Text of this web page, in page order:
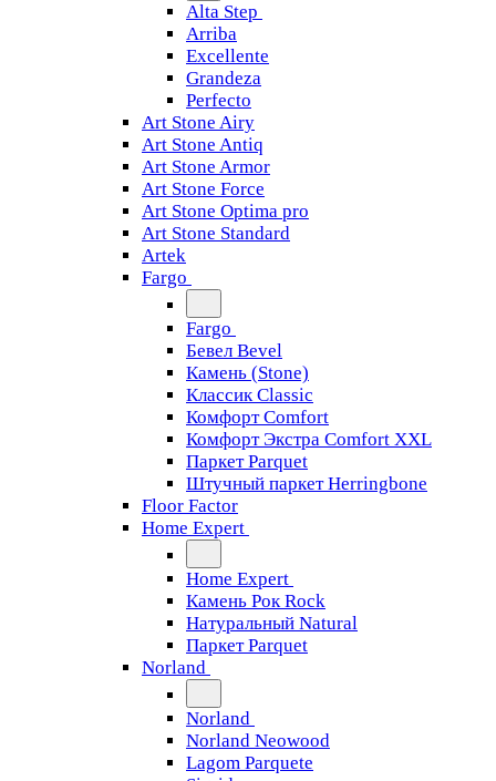
Alta Step
Arriba
Excellente
Grandeza
Perfecto
Art Stone Airy
Art Stone Antiq
Art Stone Armor
Art Stone Force
Art Stone Optima pro
Art Stone Standard
Artek
Fargo
Fargo
Бевел Bevel
Камень (Stone)
Классик Classic
Комфорт Comfort
Комфорт Экстра Comfort XXL
Паркет Parquet
Штучный паркет Herringbone
Floor Factor
Home Expert
Home Expert
Камень Рок Rock
Натуральный Natural
Паркет Parquet
Norland
Norland
Norland Neowood
Lagom Parquete